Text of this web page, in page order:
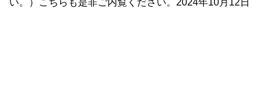
い。）こちらも是非ご内覧ください。2024年10月12日